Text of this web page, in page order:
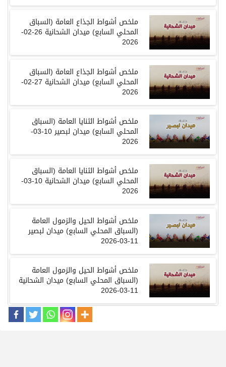
ملخص أشواط الجذاع العامة (السباق
المحلي السابع) ميدان الشحانية 26-02-
2026
ملخص أشواط الجذاع العامة (السباق
المحلي السابع) ميدان الشحانية 27-02-
2026
ملخص أشواط الثنايا العامة (السباق
المحلي السابع) ميدان لبصير 10-03-
2026
ملخص أشواط الثنايا العامة (السباق
المحلي السابع) ميدان الشحانية 10-03-
2026
ملخص أشواط الحيل والزمول العامة
(السباق المحلي السابع) ميدان لبصير
11-03-2026
ملخص أشواط الحيل والزمول العامة
(السباق المحلي السابع) ميدان الشحانية
11-03-2026